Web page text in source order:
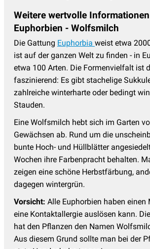
Wiesenknopf - Sanguisorba
Wiesenraute
Winteraster -
Wolfsmilch - Euphorbia
Ziersalbei(15)
Ziest - Stachys(5)
Weitere wertvolle
Euphorbien - Wolfsmilch
Die Gattung Euphorbia weist etwa
ist auf der ganzen Welt zu finden - in
etwa 100 Arten. Die Formenvielfalt ist
faszinierend: Es gibt stachelige
zahlreiche winterharte oder bedingt
Stauden.
Eine Wolfsmilch hebt sich im Garten
Gewächsen ab. Rund um die
bunte Hoch- und Hüllblätter
Wochen ihre Farbenpracht behalten.
zeigen eine schöne Herbstfärbung,
dagegen wintergrün.
Vorsicht: Alle Euphorbien haben einen
eine Kontaktallergie auslösen kann.
hat den Pflanzen den Namen
Aus diesem Grund sollte man bei der